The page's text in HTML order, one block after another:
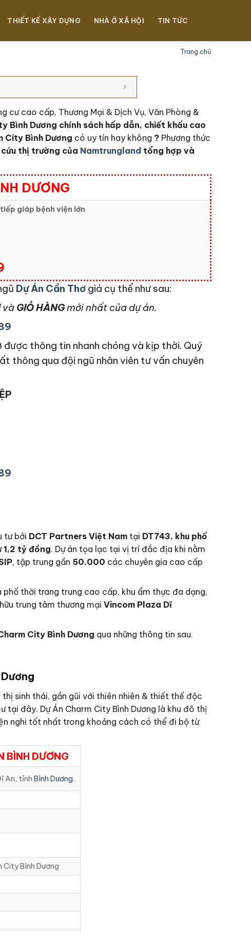
THIẾT KẾ XÂY DỰNG NHÀ Ở XÃ HỘI TIN TỨC
Trang chủ
cư cao cấp, Thương Mại & Dịch Vụ, Văn Phòng &
Bình Dương chính sách hấp dẫn, chiết khấu cao
City Bình Dương có uy tín hay không ? Phương thức
thị trường của Namtrungland tổng hợp và
DƯƠNG
giáp bệnh viện lớn
Dự Án Cần Thơ giá cụ thể như sau:
vàGIỎ HÀNGmới nhất của dự án.
được thông tin nhanh chóng và kịp thời. Quý
thông qua đội ngũ nhân viên tư vấn chuyên
tư bởi DCT Partners Việt Nam tại DT743, khu phố
1,2 tỷ đồng. Dự án tọa lạc tại vị trí đắc địa khi nằm
, tập trung gần 50.000 các chuyên gia cao cấp
thời trang trung cao cấp, khu ẩm thực đa dạng,
trung tâm thương mại Vincom Plaza Dĩ
City Bình Dương qua những thông tin sau.
sinh thái, gần gũi với thiên nhiên & thiết thế độc
đây. Dự Án Charm City Bình Dương là khu đô thị
nghi tốt nhất trong khoảng cách có thể đi bộ từ
BÌNH DƯƠNG
An, tỉnh Bình Dương.
Bình Dương